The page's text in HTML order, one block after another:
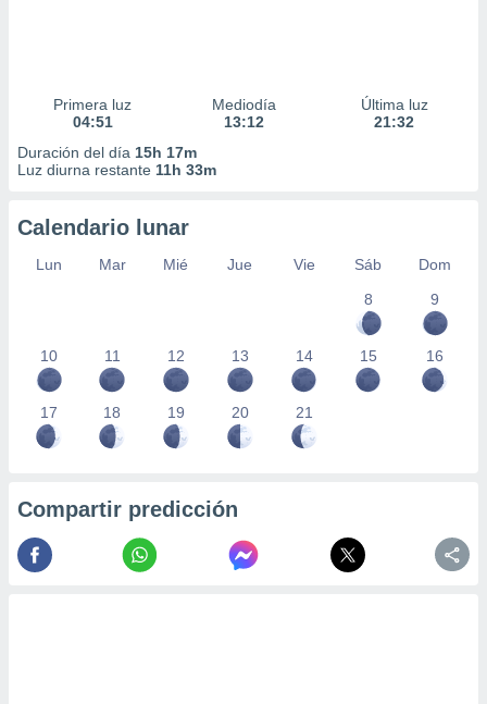
Primera luz
04:51
Mediodía
13:12
Última luz
21:32
Duración del día 15h 17m
Luz diurna restante 11h 33m
Calendario lunar
Lun Mar Mié Jue Vie Sáb
Dom
8
9
10 11 12 13 14 15 16
17 18 19 20 21
Compartir predicción